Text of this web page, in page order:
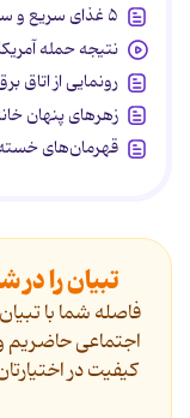
۵ غذای سریع و سالم برای طبیعت‌گردی
نتیجه حمله
رونمایی از اتاق
زهرهای پنهان
قهرمان‌های خسته
تبیان را
فاصله شما با
اجتماعی حاضریم
کیفیت در